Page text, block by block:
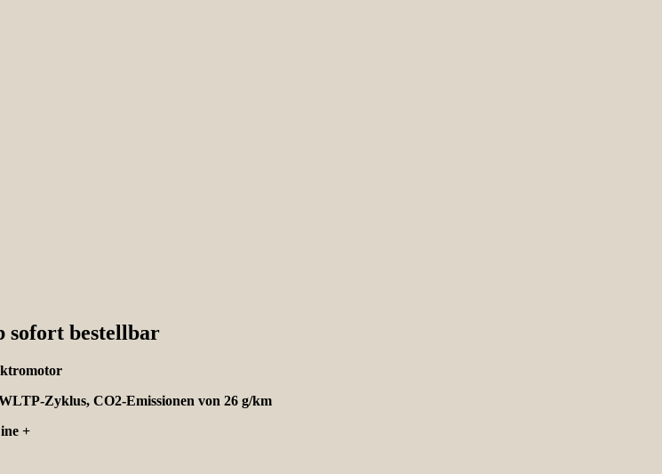
sofort bestellbar
Zyklus, CO2-Emissionen von 26 g/km
+